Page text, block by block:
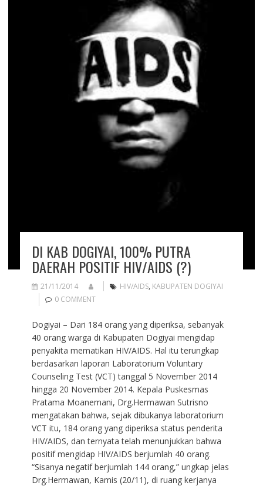
DI KAB DOGIYAI, 100% PUTRA
DAERAH POSITIF HIV/AIDS (?)
21/11/2014 HIV/AIDS, KABUPATEN DOGIYAI
0 COMMENT
Dogiyai – Dari 184 orang yang diperiksa, sebanyak
40 orang warga di Kabupaten Dogiyai mengidap
penyakita mematikan HIV/AIDS. Hal itu terungkap
berdasarkan laporan Laboratorium Voluntary
Counseling Test (VCT) tanggal 5 November 2014
hingga 20 November 2014. Kepala Puskesmas
Pratama Moanemani, Drg.Hermawan Sutrisno
mengatakan bahwa, sejak dibukanya laboratorium
VCT itu, 184 orang yang diperiksa status penderita
HIV/AIDS, dan ternyata telah menunjukkan bahwa
positif mengidap HIV/AIDS berjumlah 40 orang.
“Sisanya negatif berjumlah 144 orang,” ungkap jelas
Drg.Hermawan, Kamis (20/11), di ruang kerjanya